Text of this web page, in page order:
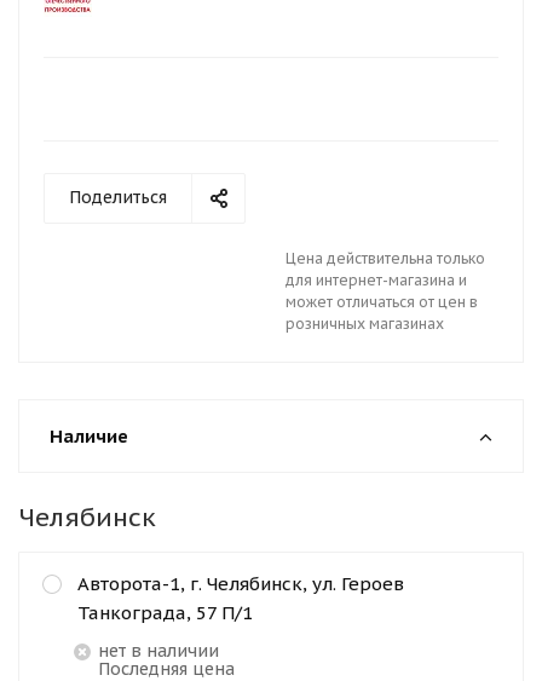
Поделиться
Цена действительна только
для интернет-магазина и
может отличаться от цен в
розничных магазинах
Наличие
Челябинск
Авторота-1, г. Челябинск, ул. Героев
Танкограда, 57 П/1
Нет в наличии
Последняя цена